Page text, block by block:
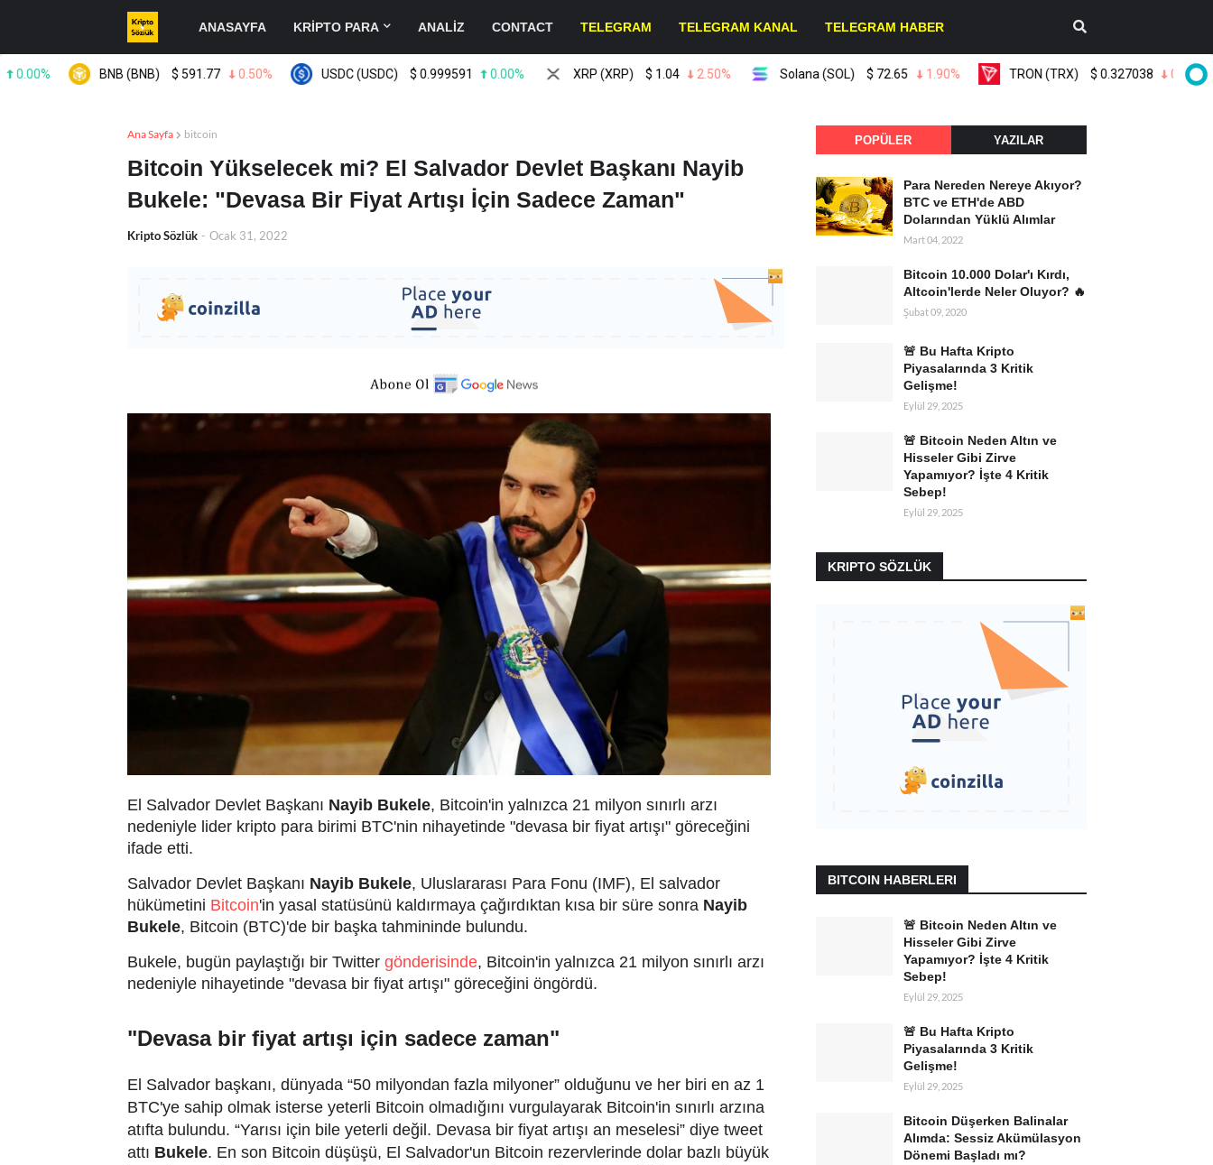
ANASAYFA KRİPTO PARA ANALİZ CONTACT TELEGRAM TELEGRAM KANAL TELEGRAM HABER
BNB (BNB) $ 591.77 0.50% USDC (USDC) $0.999591 0.00% XRP (XRP) $1.04 2.50% Solana (SOL) $72.65 1.90% TRON (TRX) $0.327038 0.10%
Ana Sayfa bitcoin
Bitcoin Yükselecek mi? El Salvador Devlet Başkanı Nayib
Bukele: "Devasa Bir Fiyat Artışı İçin Sadece Zaman"
Kripto Sözlük - Ocak 31, 2022
El Salvador Devlet Başkanı Nayib Bukele, Bitcoin'in yalnızca 21 milyon sınırlı arzı
nedeniyle lider kripto para birimi BTC'nin nihayetinde "devasa bir fiyat artışı" göreceğini
ifade etti.
Salvador Devlet Başkanı Nayib Bukele, Uluslararası Para Fonu (IMF), El salvador
hükümetini Bitcoin'in yasal statüsünü kaldırmaya çağırdıktan kısa bir süre sonra Nayib
Bukele, Bitcoin (BTC)'de bir başka tahmininde bulundu.
Bukele, bugün paylaştığı bir Twitter gönderisinde, Bitcoin'in yalnızca 21 milyon sınırlı arzı
nedeniyle nihayetinde "devasa bir fiyat artışı" göreceğini öngördü.
"Devasa bir fiyat artışı için sadece zaman"
El Salvador başkanı, dünyada “50 milyondan fazla milyoner” olduğunu ve her biri en az 1
BTC'ye sahip olmak isterse yeterli Bitcoin olmadığını vurgulayarak Bitcoin'in sınırlı arzına
atıfta bulundu. “Yarısı için bile yeterli değil. Devasa bir fiyat artışı an meselesi” diye tweet
attı Bukele. En son Bitcoin düşüşü, El Salvador'un Bitcoin rezervlerinde dolar bazlı büyük
POPÜLER YAZILAR
Para Nereden Nereye Akıyor?
BTC ve ETH'de ABD
Dolarından Yüklü Alımlar
Mart 04, 2022
Bitcoin 10.000 Dolar'ı Kırdı,
Altcoin'lerde Neler Oluyor? 🔥
Şubat 09, 2020
🚨 Bu Hafta Kripto
Piyasalarında 3 Kritik
Gelişme!
Eylül 29, 2025
🚨 Bitcoin Neden Altın ve
Hisseler Gibi Zirve
Yapamıyor? İşte 4 Kritik
Sebep!
Eylül 29, 2025
KRIPTO SÖZLÜK
BITCOIN HABERLERI
🚨 Bitcoin Neden Altın ve
Hisseler Gibi Zirve
Yapamıyor? İşte 4 Kritik
Sebep!
Eylül 29, 2025
🚨 Bu Hafta Kripto
Piyasalarında 3 Kritik
Gelişme!
Eylül 29, 2025
Bitcoin Düşerken Balinalar
Alımda: Sessiz Akümülasyon
Dönemi Başladı mı?